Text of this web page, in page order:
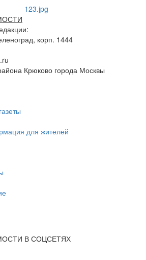
корп. 1444
Крюково города Москвы
для жителей
В СОЦСЕТЯХ